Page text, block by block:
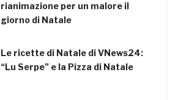
rianimazione per un malore il
giorno di Natale
Le ricette di Natale di VNews24:
“Lu Serpe” e la Pizza di Natale